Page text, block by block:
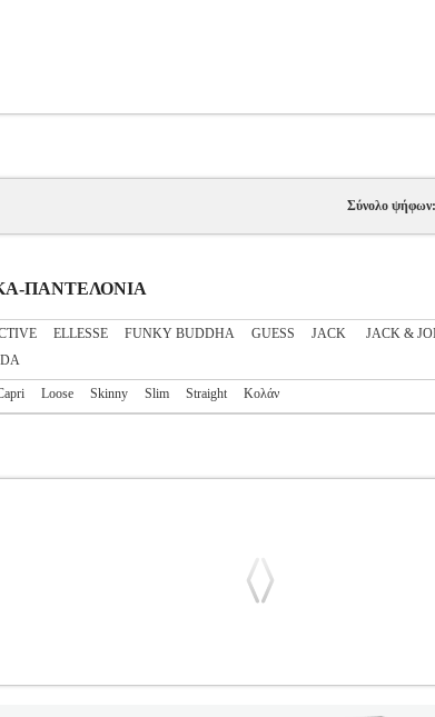
Σύνολο
ΠΑΝΤΕΛΟΝΙΑ
ELLESSE FUNKY BUDDHA GUESS JACK JACK &
Loose Skinny Slim Straight Κολάν